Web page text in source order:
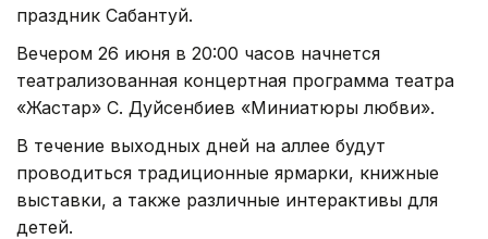
праздник Сабантуй.
Вечером 26 июня в 20:00 часов начнется
театрализованная концертная программа театра
«Жастар» С. Дуйсенбиев «Миниатюры любви».
В течение выходных дней на аллее будут
проводиться традиционные ярмарки, книжные
выставки, а также различные интерактивы для
детей.